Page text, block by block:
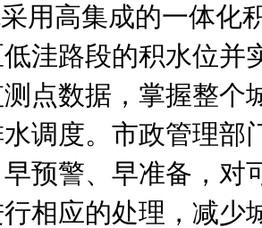
用高集成的一体化
洼路段的积水位并
点数据，掌握整个
调度。市政管理部
预警、早准备，对
相应的处理，减少